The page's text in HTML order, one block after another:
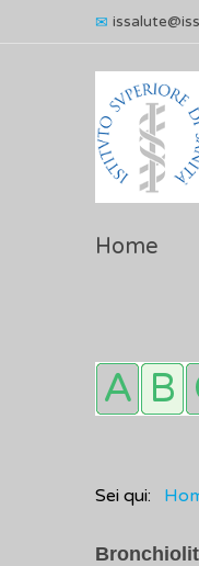
Home
Sei qui: